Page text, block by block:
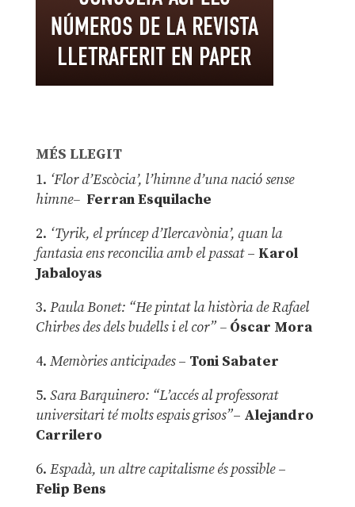
MÉS LLEGIT
1. ‘Flor d’Escòcia’, l’himne d’una nació sense
himne– Ferran Esquilache
2. ‘Tyrik, el príncep d’Ilercavònia’, quan la
fantasia ens reconcilia amb el passat– Karol
Jabaloyas
3. Paula Bonet: “He pintat la història de Rafael
Chirbes des dels budells i el cor” –Óscar Mora
4. Memòries anticipades– Toni Sabater
5. Sara Barquinero: “L’accés al professorat
universitari té molts espais grisos”– Alejandro
Carrilero
6. Espadà, un altre capitalisme és possible –
Felip Bens